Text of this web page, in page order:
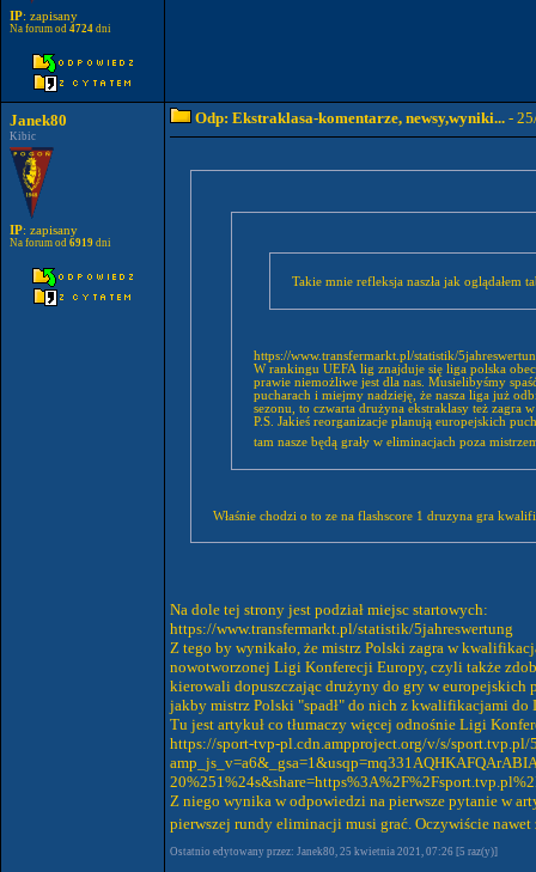
IP: zapisany
Na forum od 4724 dni
Janek80
Kibic
IP: zapisany
Na forum od 6919 dni
Odp: Ekstraklasa-komentarze, newsy,wyniki... -
Takie mnie refleksja naszła jak
https://www.transfermarkt.pl/statistik/
W rankingu UEFA lig znajduje się liga polska
prawie niemożliwe jest dla nas. Musielibyśmy
pucharach i miejmy nadzieję, że nasza liga już
sezonu, to czwarta drużyna ekstraklasy też zagra
P.S. Jakieś reorganizacje planują europejskich
tam nasze będą grały w eliminacjach poza
Właśnie chodzi o to ze na flashscore 1 druzyna gra
Na dole tej strony jest podział miejsc startowych:
https://www.transfermarkt.pl/statistik/5jahreswertung
Z tego by wynikało, że mistrz Polski zagra w
nowotworzonej Ligi Konferecji Europy, czyli także
kierowali dopuszczając drużyny do gry w
jakby mistrz Polski "spadł" do nich z kwalifikacjami do
Tu jest artykuł co tłumaczy więcej odnośnie Ligi
https://sport-tvp-pl.cdn.ampproject.org/v/s/
Z niego wynika w odpowiedzi na pierwsze pytanie w
pierwszej rundy eliminacji musi grać. Oczywiście
Ostatnio edytowany przez: Janek80, 25 kwietnia 2021, 07:26 [5 raz(y)]